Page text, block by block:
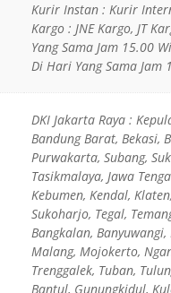
Kurir Instan : Kurir
Kargo : JNE Kargo, JT
Yang Sama Jam 15.00
Di Hari Yang Sama
DKI Jakarta Raya :
Bandung Barat, Bekasi,
Purwakarta, Subang,
Tasikmalaya, Jawa
Kebumen, Kendal,
Sukoharjo, Tegal,
Bangkalan,
Malang, Mojokerto,
Trenggalek, Tuban,
Bantul, Gunungkidul,